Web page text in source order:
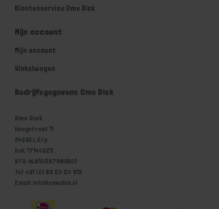
Klantenservice Ome Dick
Mijn account
Mijn account
Winkelwagen
Bedrijfsgegevens Ome Dick
Ome Dick
Hoogstraat 11
5469EL Erp
KvK: 17140625
BTW: NL810287985B01
Tel: +31 (0) 85 20 20 913
Email: info@omedick.nl